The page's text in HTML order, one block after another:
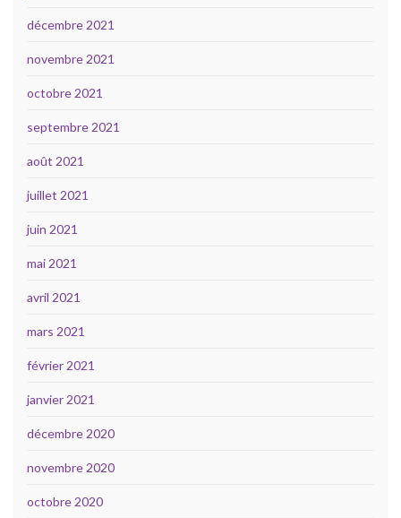
décembre 2021
novembre 2021
octobre 2021
septembre 2021
août 2021
juillet 2021
juin 2021
mai 2021
avril 2021
mars 2021
février 2021
janvier 2021
décembre 2020
novembre 2020
octobre 2020